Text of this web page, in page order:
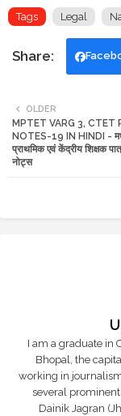
Tags Legal
OLDER
MPTET VARG 3, CTET
NOTES-19 IN HINDI -
प्राथमिक एवं केंद्रीय शिक्षक
नोट्स
I am a graduate in
Bhopal, the
working in
several
Dainik Jagran